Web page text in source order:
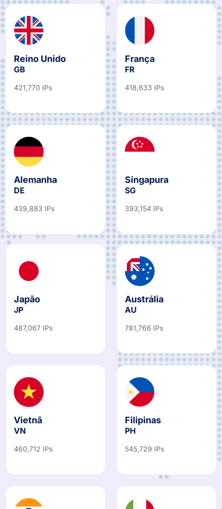
Reino Unido
GB FR
DE
Singapura
SG
Japão
JP
Austrália
AU
VN PH